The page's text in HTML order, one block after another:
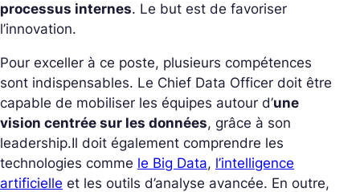
processus internes. Le but est de favoriser
l’innovation.
Pour exceller à ce poste, plusieurs compétences
sont indispensables. Le Chief Data Officer doit être
capable de mobiliser les équipes autour d’une
vision centrée sur les données, grâce à son
leadership.Il doit également comprendre les
technologies comme le Big Data, l’intelligence
artificielle et les outils d’analyse avancée. En outre,